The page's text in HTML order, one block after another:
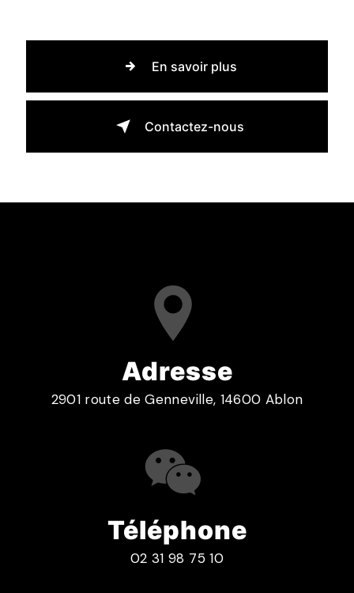
En savoir plus
Contactez-nous
Adresse
2901 route de Genneville, 14600 Ablon
Téléphone
02 31 98 75 10